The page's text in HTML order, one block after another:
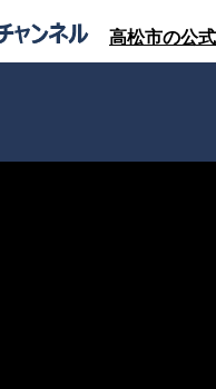
高松市の公